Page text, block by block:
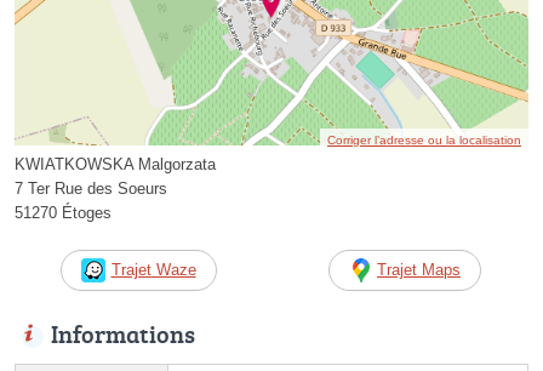
Corriger l’adresse ou la localisation
KWIATKOWSKA Malgorzata
7 Ter Rue des Soeurs
51270 Étoges
Trajet Waze Trajet Maps
Informations